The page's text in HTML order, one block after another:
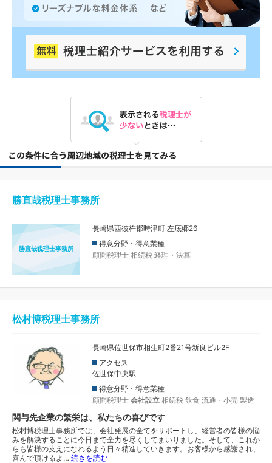
勝直哉税理士事務所
勝直哉税理士事務所
長崎県西彼杵郡時津町 左底郷26
得意分野・得意業種
顧問税理士 相続税 経理・決算
松村博税理士事務所
長崎県佐世保市相生町2番21号新良ビル2F
アクセス
佐世保中央駅
得意分野・得意業種
顧問税理士 会社設立 相続税 飲食 流通・小売 製造
関与先企業の繁栄は、私たちの喜びです
松村博税理士事務所では、会社発展の全てをサポートし、経営者の皆様の悩
みを解決することに今日まで全力を尽くしてまいりました。そして、これか
らも皆様の支えになれるよう日々精進していきます。お客様から感謝され、
喜んで頂けるよ… 続きを読む